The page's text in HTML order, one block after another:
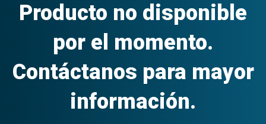
Producto no disponible
por el momento.
Contáctanos para mayor
información.